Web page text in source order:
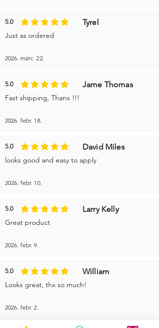
5.0
az átlagos értékelés 5 az 5-bőlTyrel
Just as ordered
2026. márc. 22.
5.0
az átlagos értékelés 5 az 5-bőlJame Thomas
Fast shipping, Thanx !!!
2026. febr. 18.
5.0
az átlagos értékelés 5 az 5-bőlDavid Miles
looks good and easy to apply
2026. febr. 10.
5.0
az átlagos értékelés 5 az 5-bőlLarry Kelly
Great product
2026. febr. 9.
5.0
az átlagos értékelés 5 az 5-bőlWilliam
Looks great, thx so much!
2026. febr. 2.